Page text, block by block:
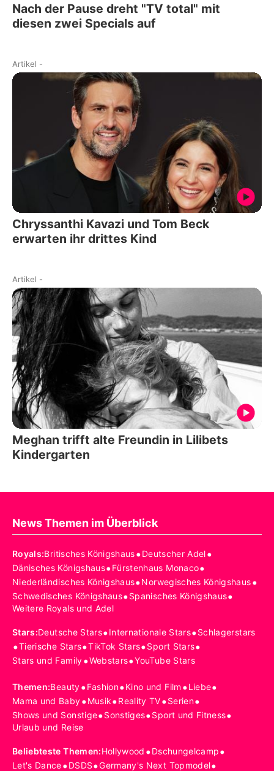
Nach der Pause dreht "TV total" mit
diesen zwei Specials auf
Artikel -
Chryssanthi Kavazi und Tom Beck
erwarten ihr drittes Kind
Artikel -
Meghan trifft alte Freundin in Lilibets
Kindergarten
News Themen im Überblick
Royals:Britisches Königshaus•Deutscher Adel•
Dänisches Königshaus•Fürstenhaus Monaco•
Niederländisches Königshaus•Norwegisches Königshaus•
Schwedisches Königshaus•Spanisches Königshaus•
Weitere Royals und Adel
Stars:Deutsche Stars•Internationale Stars•Schlagerstars
•Tierische Stars•TikTok Stars•Sport Stars•
Stars und Family•Webstars•YouTube Stars
Themen:Beauty•Fashion•Kino und Film •Liebe•
Mama und Baby•Musik•Reality TV•Serien•
Shows und Sonstige•Sonstiges•Sport und Fitness•
Urlaub und Reise
Beliebteste Themen:Hollywood •Dschungelcamp•
Let's Dance•DSDS•Germany's Next Topmodel•